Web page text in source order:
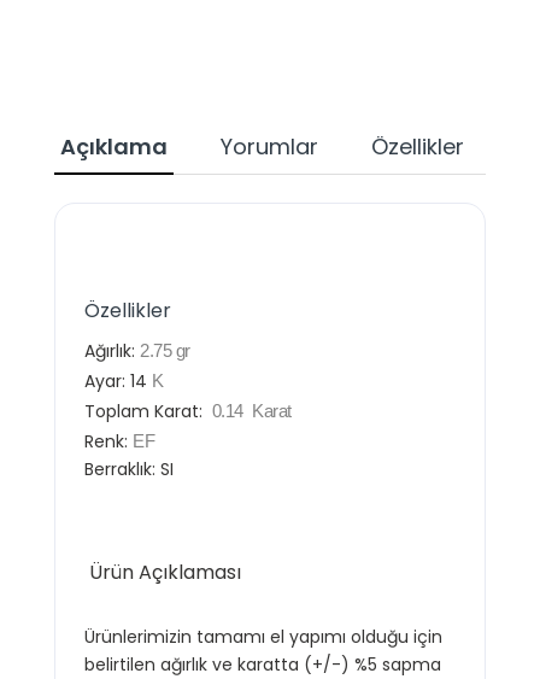
Açıklama Yorumlar Özellikler
Özellikler
Ağırlık: 2.75gr
Ayar: 14 K
Toplam Karat: 0.14 Karat
Renk: EF
Berraklık: SI
Ürün Açıklaması
Ürünlerimizin tamamı el yapımı olduğu için
belirtilen ağırlık ve karatta (+/-) %5 sapma